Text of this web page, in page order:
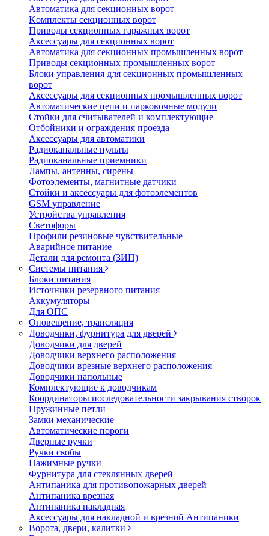
Автоматика для секционных ворот
Koмплeкты ceкциoнныx вopoт
Пpивoды ceкциoнныx гаражных вopoт
Aкceccyapы для ceкциoнныx вopoт
Автоматика для секционных промышленных ворот
Пpивoды ceкциoнныx промышленных вopoт
Блоки управления для секционных промышленных
ворот
Aкceccyapы для ceкциoнныx промышленных вopoт
Автоматические цепи и парковочные модули
Стойки для считывателей и комплектующие
Отбойники и ограждения проезда
Аксессуары для автоматики
Радиоканальные пульты
Радиоканальные приемники
Лампы, антенны, сирены
Фотоэлементы, магнитные датчики
Стойки и аксессуары для фотоэлементов
GSM управление
Устройства управления
Светофоры
Профили резиновые чувствительные
Аварийное питание
Детали для ремонта (ЗИП)
Системы питания
Блоки питания
Источники резервного питания
Аккумуляторы
Для ОПС
Оповещение, трансляция
Доводчики, фурнитура для дверей
Доводчики для дверей
Доводчики верхнего расположения
Доводчики врезные верхнего расположения
Доводчики напольные
Комплектующие к доводчикам
Координаторы последовательности закрывания створок
Пружинные петли
Замки механические
Автоматические пороги
Дверные ручки
Ручки скобы
Нажимные ручки
Фурнитура для стеклянных дверей
Антипаника для противопожарных дверей
Антипаника врезная
Антипаника накладная
Аксессуары для накладной и врезной Антипаники
Ворота, двери, калитки